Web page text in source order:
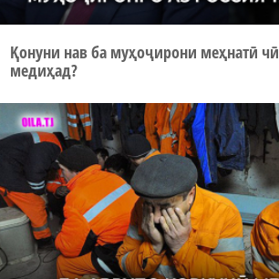
Қонуни нав ба муҳоҷирони меҳнатӣ чӣ
медиҳад?